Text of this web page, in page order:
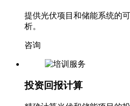
提供光伏项目和储能系统的
析。
咨询
投资回报计算